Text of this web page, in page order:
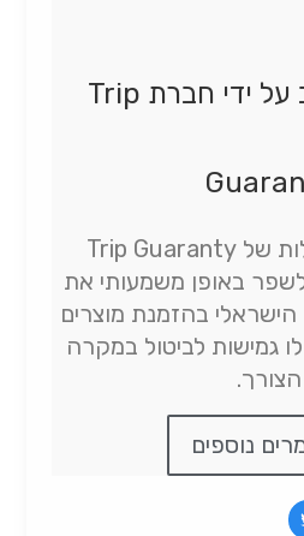
המאמר נכתב על ידי חברת Trip
אנו רואים בפעילות של Trip Guaranty
באופן משמעותי את
בהזמנת מוצרים
גמישות לביטול במקרה
הצורך.
נוספים